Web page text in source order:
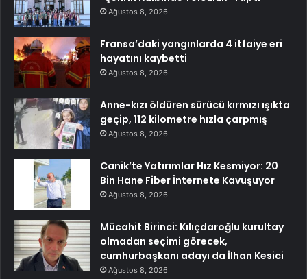
Ağustos 8, 2026
Fransa’daki yangınlarda 4 itfaiye eri
hayatını kaybetti
Ağustos 8, 2026
Anne-kızı öldüren sürücü kırmızı ışıkta
geçip, 112 kilometre hızla çarpmış
Ağustos 8, 2026
Canik’te Yatırımlar Hız Kesmiyor: 20
Bin Hane Fiber İnternete Kavuşuyor
Ağustos 8, 2026
Mücahit Birinci: Kılıçdaroğlu kurultay
olmadan seçimi görecek,
cumhurbaşkanı adayı da İlhan Kesici
Ağustos 8, 2026